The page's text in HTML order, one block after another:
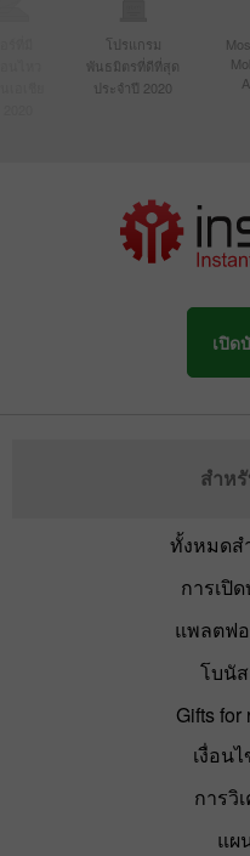
โปรแกรม
พันธมิตรที่ดีที่สุด
ประจำปี 2020
เปิ
สำห
ทั้งหมดส
การเปิ
แพลตฟ
โบนัส
Gifts for
เงื่อน
การวิ
แผ